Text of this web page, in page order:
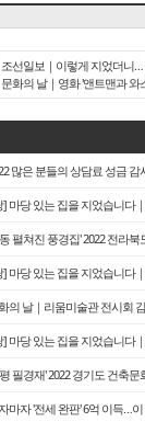
선일보｜이렇게 지었더니
화의 날｜영화 '앤트맨과 와
많은 분들의 상담료 성금 감
마당 있는 집을 지었습니다
펼쳐진 풍경집' 2022 전라
마당 있는 집을 지었습니다
의 날｜리움미술관 전시회
마당 있는 집을 지었습니다
필경재' 2022 경기도 건축문
마자 '전세 완판' 6억 이득…